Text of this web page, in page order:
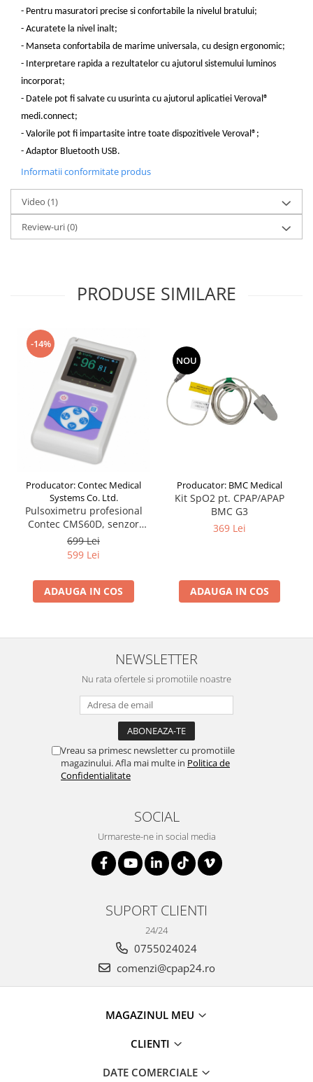
- Pentru masuratori precise si confortabile la nivelul bratului;
- Acuratete la nivel inalt;
- Manseta confortabila de marime universala, cu design ergonomic;
- Interpretare rapida a rezultatelor cu ajutorul sistemului luminos
incorporat;
- Datele pot fi salvate cu usurinta cu ajutorul aplicatiei Veroval®
medi.connect;
- Valorile pot fi impartasite intre toate dispozitivele Veroval®;
- Adaptor Bluetooth USB.
Informatii conformitate produs
Video (1)
Review-uri(0)
PRODUSE SIMILARE
-14%
Producator: Contec Medical
Systems Co. Ltd.
Pulsoximetru profesional
Contec CMS60D, senzor
reglabil pt. adult, copil sau
nou nascut
699 Lei
599 Lei
ADAUGA IN COS
NOU
Producator: BMC Medical
Kit SpO2 pt. CPAP/APAP
BMC G3
369 Lei
ADAUGA IN COS
NEWSLETTER
Nu rata ofertele si promotiile noastre
Vreau sa primesc newsletter cu promotiile
magazinului. Afla mai multe in Politica de
Confidentialitate
SOCIAL
Urmareste-ne in social media
SUPORT CLIENTI
24/24
0755024024
comenzi@cpap24.ro
MAGAZINUL MEU
CLIENTI
DATE COMERCIALE